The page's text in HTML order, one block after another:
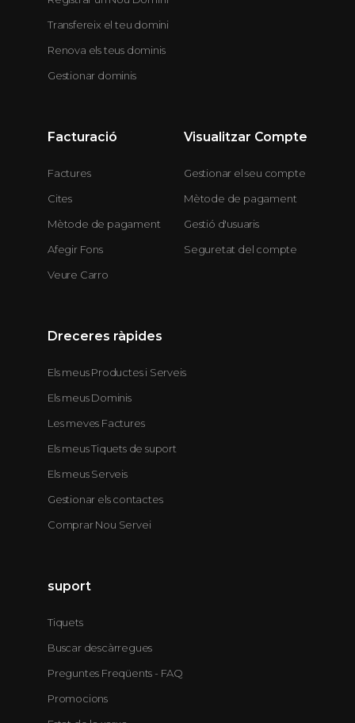
Transfereix el teu domini
Renova els teus dominis
Gestionar dominis
Facturació
Factures
Cites
Mètode de pagament
Afegir Fons
Veure Carro
Visualitzar Compte
Gestionar el seu compte
Mètode de pagament
Gestió d'usuaris
Seguretat del compte
Dreceres ràpides
Els meus Productes i Serveis
Els meus Dominis
Les meves Factures
Els meus Tiquets de suport
Els meus Serveis
Gestionar els contactes
Comprar Nou Servei
suport
Tiquets
Buscar descàrregues
Preguntes Freqüents - FAQ
Promocions